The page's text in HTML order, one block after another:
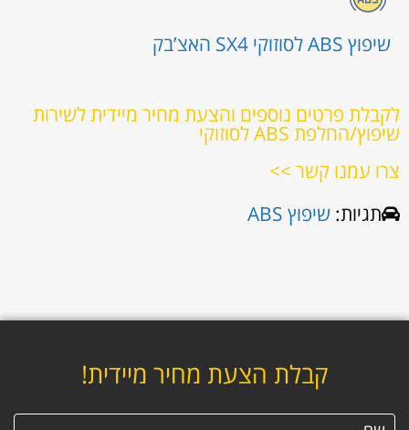
שיפוץ ABS לסוזוקי SX4 האצ’בק
לקבלת פרטים נוספים והצעת מחיר מיידית לשירות
שיפוץ/החלפת ABS לסוזוקי
צרו עמנו קשר >>
תגיות: שיפוץ ABS
קבלת הצעת מחיר מיידית!